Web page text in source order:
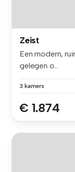
Zeist
Een modern,
gelegen o...
3 kamers
€ 1.874